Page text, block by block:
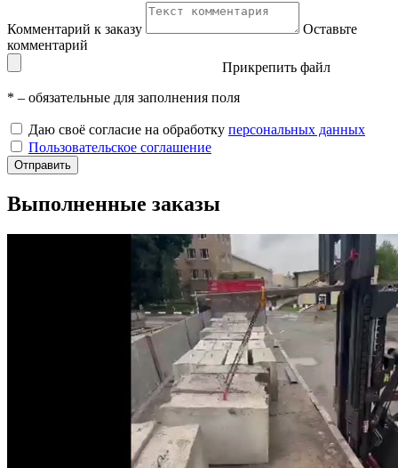
Комментарий к заказу
Оставьте
комментарий
Прикрепить файл
* – обязательные для заполнения поля
Даю своё согласие на обработку персональных данных
Пользовательское соглашение
Отправить
Выполненные заказы